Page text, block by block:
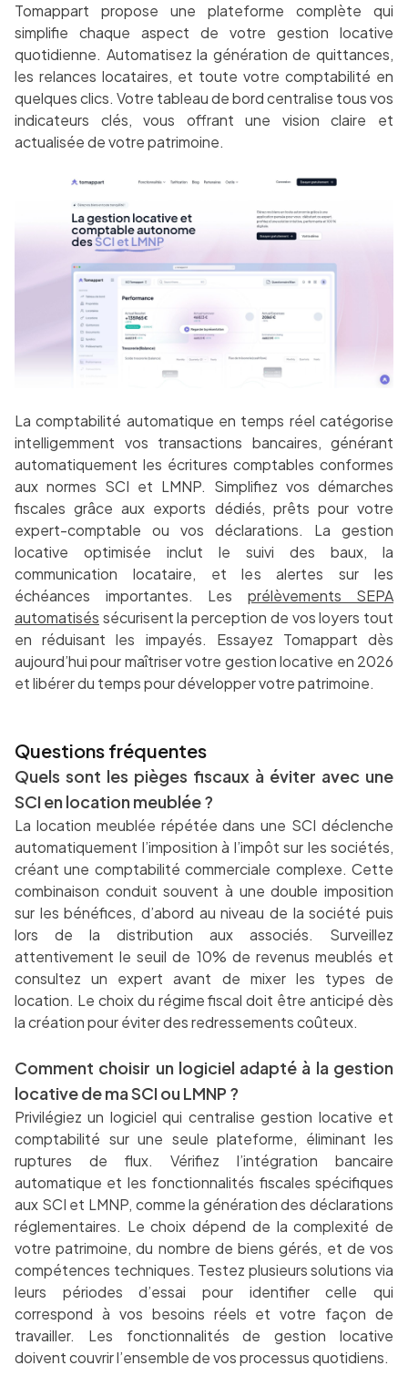
Tomappart propose une plateforme complète qui
simplifie chaque aspect de votre gestion locative
quotidienne. Automatisez la génération de quittances,
les relances locataires, et toute votre comptabilité en
quelques clics. Votre tableau de bord centralise tous vos
indicateurs clés, vous offrant une vision claire et
actualisée de votre patrimoine.
La comptabilité automatique en temps réel catégorise
intelligemment vos transactions bancaires, générant
automatiquement les écritures comptables conformes
aux normes SCI et LMNP. Simplifiez vos démarches
fiscales grâce aux exports dédiés, prêts pour votre
expert-comptable ou vos déclarations. La gestion
locative optimisée inclut le suivi des baux, la
communication locataire, et les alertes sur les
échéances importantes. Les prélèvements SEPA
automatisés sécurisent la perception de vos loyers tout
en réduisant les impayés. Essayez Tomappart dès
aujourd’hui pour maîtriser votre gestion locative en 2026
et libérer du temps pour développer votre patrimoine.
Questions fréquentes
Quels sont les pièges fiscaux à éviter avec une
SCI en location meublée ?
La location meublée répétée dans une SCI déclenche
automatiquement l’imposition à l’impôt sur les sociétés,
créant une comptabilité commerciale complexe. Cette
combinaison conduit souvent à une double imposition
sur les bénéfices, d’abord au niveau de la société puis
lors de la distribution aux associés. Surveillez
attentivement le seuil de 10% de revenus meublés et
consultez un expert avant de mixer les types de
location. Le choix du régime fiscal doit être anticipé dès
la création pour éviter des redressements coûteux.
Comment choisir un logiciel adapté à la gestion
locative de ma SCI ou LMNP ?
Privilégiez un logiciel qui centralise gestion locative et
comptabilité sur une seule plateforme, éliminant les
ruptures de flux. Vérifiez l’intégration bancaire
automatique et les fonctionnalités fiscales spécifiques
aux SCI et LMNP, comme la génération des déclarations
réglementaires. Le choix dépend de la complexité de
votre patrimoine, du nombre de biens gérés, et de vos
compétences techniques. Testez plusieurs solutions via
leurs périodes d’essai pour identifier celle qui
correspond à vos besoins réels et votre façon de
travailler. Les fonctionnalités de gestion locative
doivent couvrir l’ensemble de vos processus quotidiens.